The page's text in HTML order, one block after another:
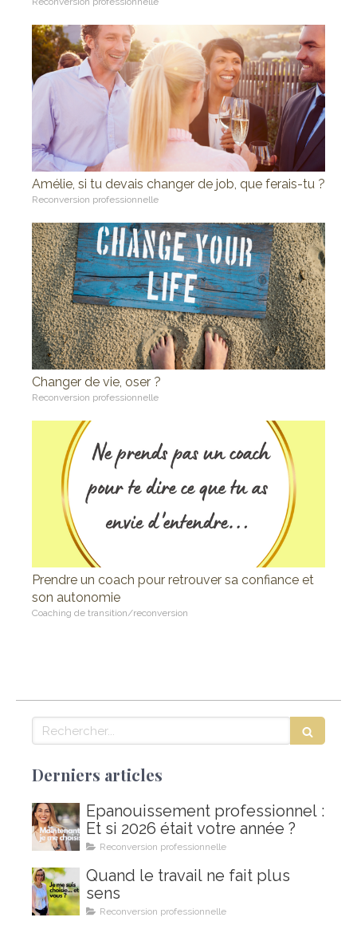
Amélie, si tu devais changer de job, que ferais-tu ?
Reconversion professionnelle
Changer de vie, oser ?
Reconversion professionnelle
Prendre un coach pour retrouver sa confiance et
son autonomie
Coaching de transition/reconversion
Rechercher
Derniers articles
Épanouissement professionnel :
Et si 2026 était votre année ?
Reconversion professionnelle
Quand le travail ne fait plus
sens
Reconversion professionnelle